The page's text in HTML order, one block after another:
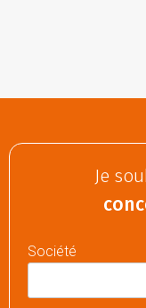
Je
Société